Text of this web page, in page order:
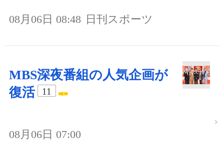
08月06日 08:48 日刊スポーツ
MBS深夜番組の人気企画が
復活
11
08月06日 07:00